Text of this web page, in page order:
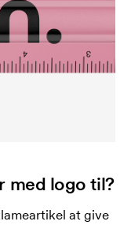
med logo til?
at give